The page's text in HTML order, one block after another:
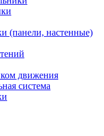
(панели, настенные)
движения
система